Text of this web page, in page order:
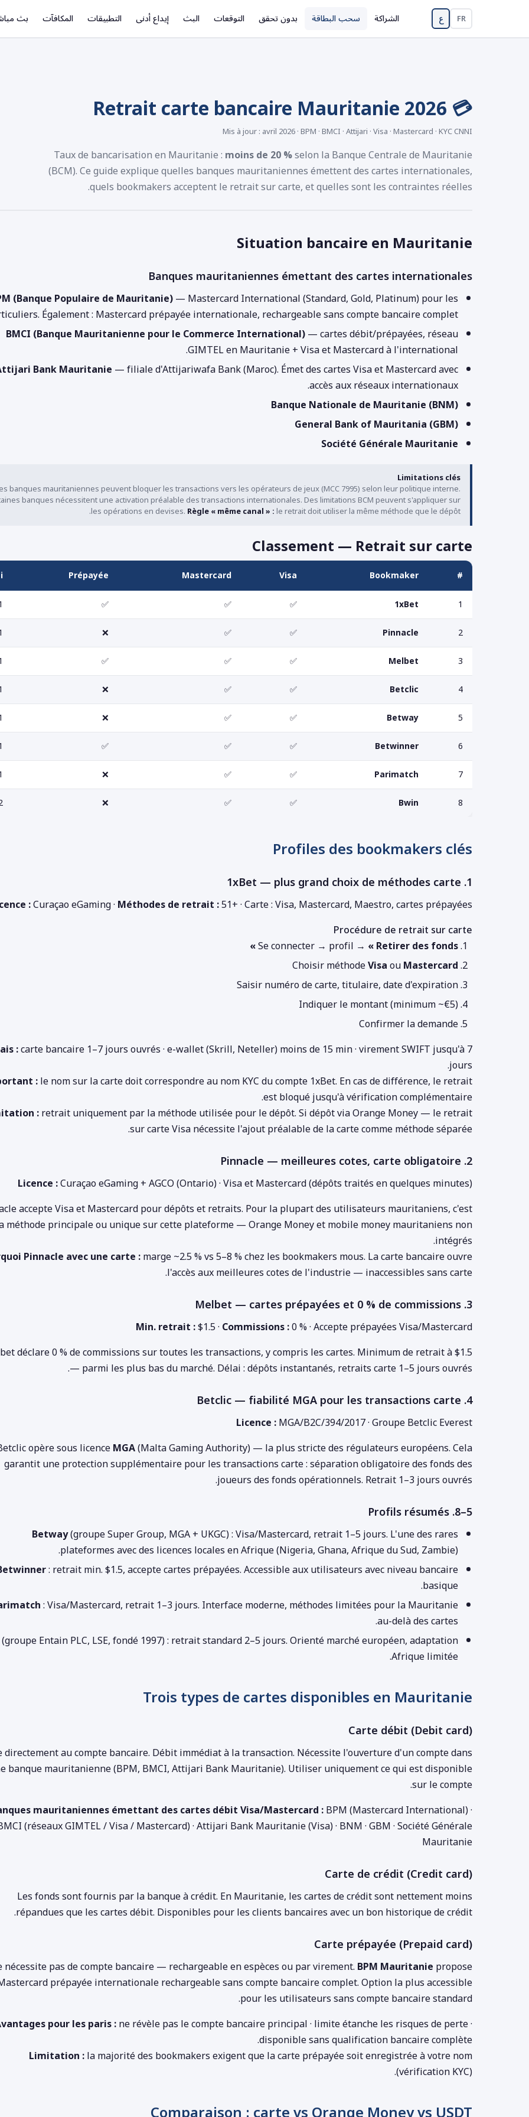
بث المكافآت التطبيقات إيداع أدنى البث التوقعات بدون تحقق سحب البطاقة الشراكة FR ع
💳 Retrait carte bancaire Mauritanie 2026
Mis à jour : avril 2026 · BPM · BMCI · Attijari · Visa · Mastercard · KYC CNNI
Taux de bancarisation en Mauritanie :moins de 20 %selon la Banque Centrale de Mauritanie
(BCM). Ce guide explique quelles banques mauritaniennes émettent des cartes internationales,
quels bookmakers acceptent le retrait sur carte, et quelles sont les contraintes réelles.
Situation bancaire en Mauritanie
Banques mauritaniennes émettant des cartes internationales
(Banque Populaire de Mauritanie)— Mastercard International (Standard, Gold, Platinum) pour les
Également : Mastercard prépayée internationale, rechargeable sans compte bancaire complet.
BMCI (Banque Mauritanienne pour le Commerce International)— cartes débit/prépayées, réseau
GIMTEL en Mauritanie + Visa et Mastercard à l'international.
Bank Mauritanie— filiale d'Attijariwafa Bank (Maroc). Émet des cartes Visa et Mastercard avec
accès aux réseaux internationaux.
Banque Nationale de Mauritanie (BNM)
General Bank of Mauritania (GBM)
Société Générale Mauritanie
Limitations clés
banques mauritaniennes peuvent bloquer les transactions vers les opérateurs de jeux (MCC 7995) selon leur politique interne.
banques nécessitent une activation préalable des transactions internationales. Des limitations BCM peuvent s'appliquer sur
les opérations en devises.Règle « même canal » :le retrait doit utiliser la même méthode que le dépôt.
Classement — Retrait sur carte
#
Bookmaker
Visa
Mastercard
Prépayée
1
1xBet
✅
✅
✅
2
Pinnacle
✅
✅
❌
3
Melbet
✅
✅
✅
4
Betclic
✅
✅
❌
5
Betway
✅
✅
❌
6
Betwinner
✅
✅
✅
7
Parimatch
✅
✅
❌
8
Bwin
✅
✅
❌
Profiles des bookmakers clés
1. 1xBet — plus grand choix de méthodes carte
:Curaçao eGaming ·Méthodes de retrait :51+ · Carte : Visa, Mastercard, Maestro, cartes prépayées
Procédure de retrait sur carte
Se connecter → profil → « Retirer des fonds »
Choisir méthodeVisaouMastercard
Saisir numéro de carte, titulaire, date d'expiration
Indiquer le montant (minimum ~€5)
Confirmer la demande
:carte bancaire 1–7 jours ouvrés · e-wallet (Skrill, Neteller) moins de 15 min · virement SWIFT jusqu'à 7
jours.
:le nom sur la carte doit correspondre au nom KYC du compte 1xBet. En cas de différence, le retrait
est bloqué jusqu'à vérification complémentaire.
:retrait uniquement par la méthode utilisée pour le dépôt. Si dépôt via Orange Money — le retrait
sur carte Visa nécessite l'ajout préalable de la carte comme méthode séparée.
2. Pinnacle — meilleures cotes, carte obligatoire
Licence :Curaçao eGaming + AGCO (Ontario) · Visa et Mastercard (dépôts traités en quelques minutes)
accepte Visa et Mastercard pour dépôts et retraits. Pour la plupart des utilisateurs mauritaniens, c'est
méthode principale ou unique sur cette plateforme — Orange Money et mobile money mauritaniens non
intégrés.
Pinnacle avec une carte :marge ~2.5 % vs 5–8 % chez les bookmakers mous. La carte bancaire ouvre
l'accès aux meilleures cotes de l'industrie — inaccessibles sans carte.
3. Melbet — cartes prépayées et 0 % de commissions
Min. retrait :$1.5 ·Commissions :0 % · Accepte prépayées Visa/Mastercard
déclare 0 % de commissions sur toutes les transactions, y compris les cartes. Minimum de retrait à $1.5
— parmi les plus bas du marché. Délai : dépôts instantanés, retraits carte 1–5 jours ouvrés.
4. Betclic — fiabilité MGA pour les transactions carte
Licence :MGA/B2C/394/2017 · Groupe Betclic Everest
opère sous licenceMGA(Malta Gaming Authority) — la plus stricte des régulateurs européens. Cela
garantit une protection supplémentaire pour les transactions carte : séparation obligatoire des fonds des
joueurs des fonds opérationnels. Retrait 1–3 jours ouvrés.
5–8. Profils résumés
Betway(groupe Super Group, MGA + UKGC) : Visa/Mastercard, retrait 1–5 jours. L'une des rares
plateformes avec des licences locales en Afrique (Nigeria, Ghana, Afrique du Sud, Zambie).
: retrait min. $1.5, accepte cartes prépayées. Accessible aux utilisateurs avec niveau bancaire
basique.
: Visa/Mastercard, retrait 1–3 jours. Interface moderne, méthodes limitées pour la Mauritanie
au-delà des cartes.
(groupe Entain PLC, LSE, fondé 1997) : retrait standard 2–5 jours. Orienté marché européen, adaptation
Afrique limitée.
Trois types de cartes disponibles en Mauritanie
Carte débit (Debit card)
directement au compte bancaire. Débit immédiat à la transaction. Nécessite l'ouverture d'un compte dans
banque mauritanienne (BPM, BMCI, Attijari Bank Mauritanie). Utiliser uniquement ce qui est disponible
sur le compte.
mauritaniennes émettant des cartes débit Visa/Mastercard :BPM (Mastercard International) ·
(réseaux GIMTEL / Visa / Mastercard) · Attijari Bank Mauritanie (Visa) · BNM · GBM · Société Générale
Mauritanie
Carte de crédit (Credit card)
Les fonds sont fournis par la banque à crédit. En Mauritanie, les cartes de crédit sont nettement moins
répandues que les cartes débit. Disponibles pour les clients bancaires avec un bon historique de crédit.
Carte prépayée (Prepaid card)
nécessite pas de compte bancaire — rechargeable en espèces ou par virement.BPM Mauritaniepropose
prépayée internationale rechargeable sans compte bancaire complet. Option la plus accessible
pour les utilisateurs sans compte bancaire standard.
pour les paris :ne révèle pas le compte bancaire principal · limite étanche les risques de perte ·
disponible sans qualification bancaire complète.
Limitation :la majorité des bookmakers exigent que la carte prépayée soit enregistrée à votre nom
(vérification KYC).